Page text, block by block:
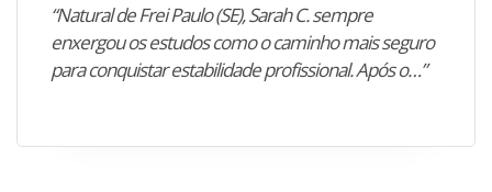
“Natural de Frei Paulo (SE), Sarah C. sempre
enxergou os estudos como o caminho mais seguro
para conquistar estabilidade profissional. Após o…”